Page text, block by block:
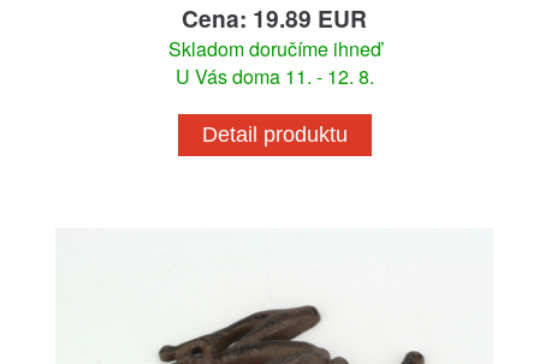
Cena: 19.89 EUR
Skladom doručíme ihneď
U Vás doma 11. - 12. 8.
Detail produktu